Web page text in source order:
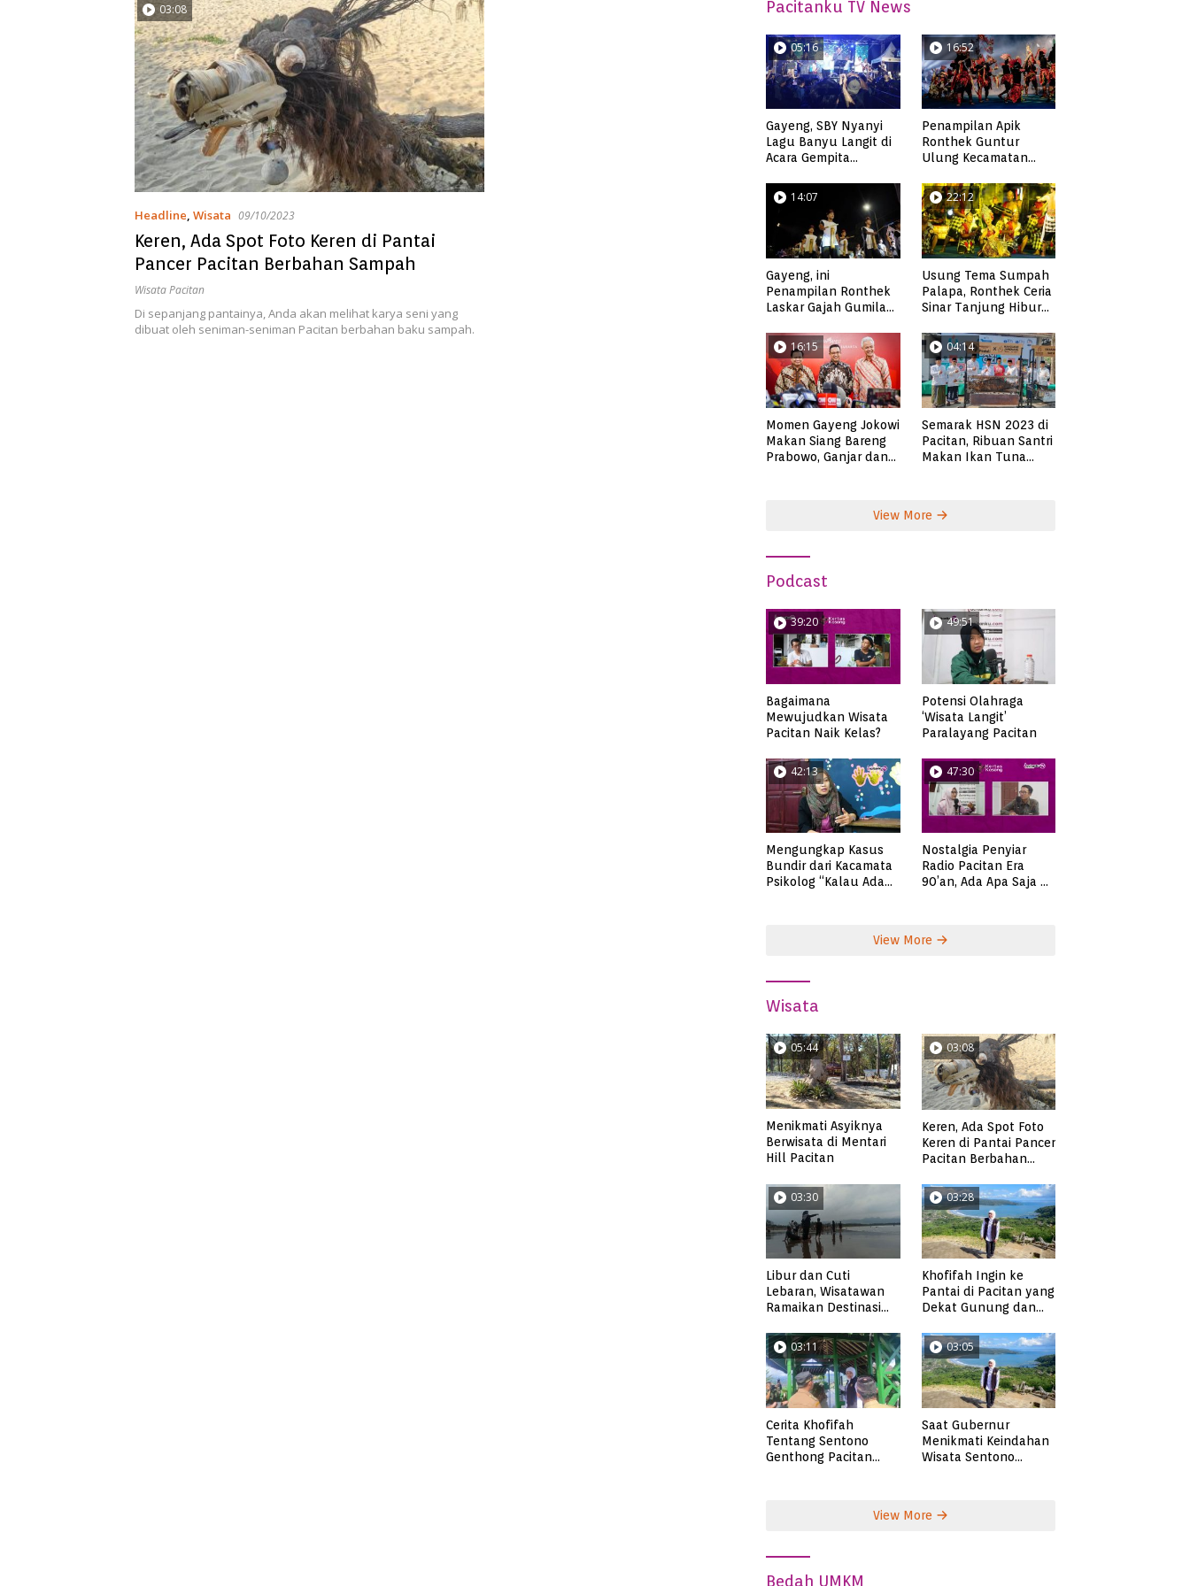
03:08
Headline, Wisata 09/10/2023
Keren, Ada Spot Foto Keren di Pantai
Pancer Pacitan Berbahan Sampah
Wisata Pacitan
Di sepanjang pantainya, Anda akan melihat karya seni yang
dibuat oleh seniman-seniman Pacitan berbahan baku sampah.
Pacitanku TV News
05:16
Gayeng, SBY Nyanyi
Lagu Banyu Langit di
Acara Gempita
16:52
Penampilan Apik
Ronthek Guntur
Ulung Kecamatan
14:07
Gayeng, ini
Penampilan Ronthek
Laskar Gajah Gumilap
22:12
Usung Tema Sumpah
Palapa, Ronthek Ceria
Sinar Tanjung Hibur
FRP 2023
16:15
Momen Gayeng Jokowi
Makan Siang Bareng
Prabowo, Ganjar dan
04:14
Semarak HSN 2023 di
Pacitan, Ribuan Santri
Makan Ikan Tuna
View More
Podcast
39:20
Bagaimana
Mewujudkan Wisata
Pacitan Naik Kelas?
49:51
Potensi Olahraga
‘Wisata Langit’
Paralayang Pacitan
42:13
Mengungkap Kasus
Bundir dari Kacamata
Psikolog “Kalau Ada
47:30
Nostalgia Penyiar
Radio Pacitan Era
90’an, Ada Apa Saja di
View More
Wisata
05:44
Menikmati Asyiknya
Berwisata di Mentari
Hill Pacitan
03:08
Keren, Ada Spot Foto
Keren di Pantai Pancer
Pacitan Berbahan
03:30
Libur dan Cuti
Lebaran, Wisatawan
Ramaikan Destinasi
03:28
Khofifah Ingin ke
Pantai di Pacitan yang
Dekat Gunung dan
Pangasan?
03:11
Cerita Khofifah
Tentang Sentono
Genthong Pacitan
03:05
Saat Gubernur
Menikmati Keindahan
Wisata Sentono
View More
Bedah UMKM